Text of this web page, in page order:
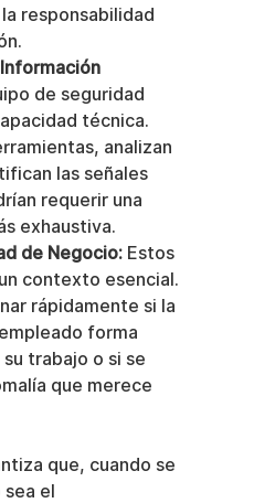
responsabilidad
de seguridad
técnica.
analizan
las señales
requerir una
exhaustiva.
de Negocio: Estos
contexto esencial.
rápidamente si la
forma
trabajo o si se
que merece
que, cuando se
el